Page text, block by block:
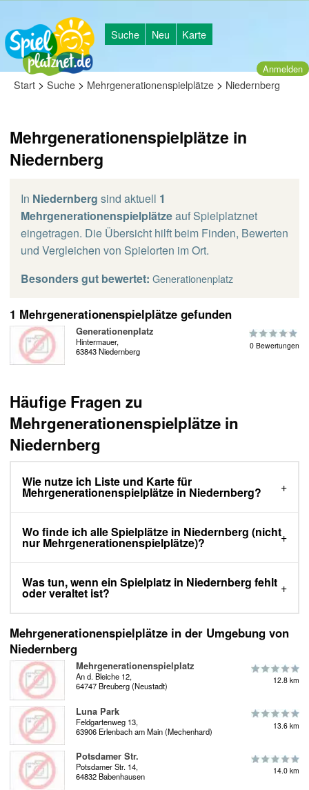
Suche Neu Karte
Anmelden
Start > Suche > Mehrgenerationenspielplätze > Niedernberg
Mehrgenerationenspielplätze in
Niedernberg
In Niedernberg sind aktuell 1
Mehrgenerationenspielplätzeauf Spielplatznet
eingetragen. Die Übersicht hilft beim Finden, Bewerten
und Vergleichen von Spielorten im Ort.
Besonders gut bewertet: Generationenplatz
1 Mehrgenerationenspielplätze gefunden
Generationenplatz
Hintermauer,
63843 Niedernberg
0 Bewertungen
Häufige Fragen zu
Mehrgenerationenspielplätze in
Niedernberg
Wie nutze ich Liste und Karte für
Mehrgenerationenspielplätze in Niedernberg?
Wo finde ich alle Spielplätze in Niedernberg (nicht
nur Mehrgenerationenspielplätze)?
Was tun, wenn ein Spielplatz in Niedernberg fehlt
oder veraltet ist?
Mehrgenerationenspielplätze in der Umgebung von
Niedernberg
Mehrgenerationenspielplatz
An d. Bleiche 12,
64747 Breuberg (Neustadt)
12.8 km
Luna Park
Feldgartenweg 13,
63906 Erlenbach am Main (Mechenhard)
13.6 km
Potsdamer Str.
Potsdamer Str. 14,
64832 Babenhausen
14.0 km